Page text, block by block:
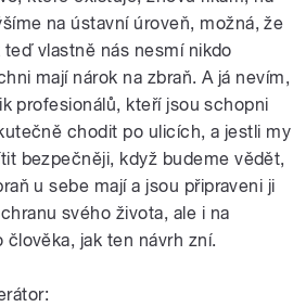
na ústavní úroveň, možná, že
vlastně nás nesmí nikdo
mají nárok na zbraň. A já nevím,
profesionálů, kteří jsou schopni
chodit po ulicích, a jestli my
bezpečněji, když budeme vědět,
u sebe mají a jsou připraveni ji
svého života, ale i na
jak ten návrh zní.